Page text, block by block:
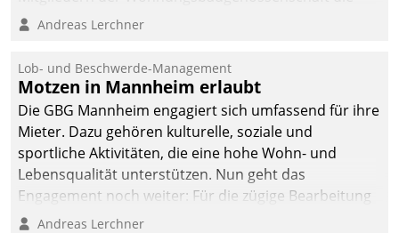
Kontaktaufnahme per Smartphone, Tablet oder PC.
Andreas Lerchner
Lob- und Beschwerde-Management
Motzen in Mannheim erlaubt
Die GBG Mannheim engagiert sich umfassend für ihre
Mieter. Dazu gehören kulturelle, soziale und
sportliche Aktivitäten, die eine hohe Wohn- und
Lebensqualität unterstützen. Nun geht das
Engagement noch weiter: Für die zügige Bearbeitung
von Beschwerden – oder Lob – richtet das
Andreas Lerchner